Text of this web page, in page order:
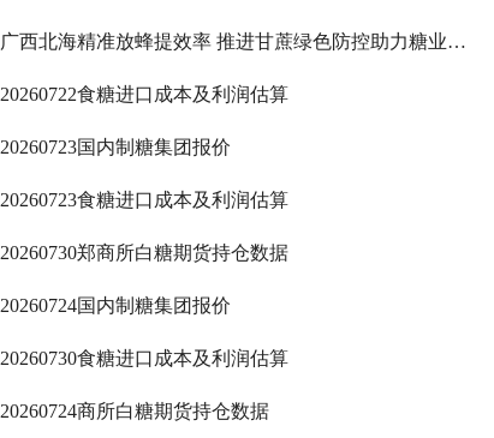
广西北海精准放蜂提效率 推进甘蔗绿色防控助力糖业提质增效
20260722食糖进口成本及利润估算
20260723国内制糖集团报价
20260723食糖进口成本及利润估算
20260730郑商所白糖期货持仓数据
20260724国内制糖集团报价
20260730食糖进口成本及利润估算
20260724商所白糖期货持仓数据